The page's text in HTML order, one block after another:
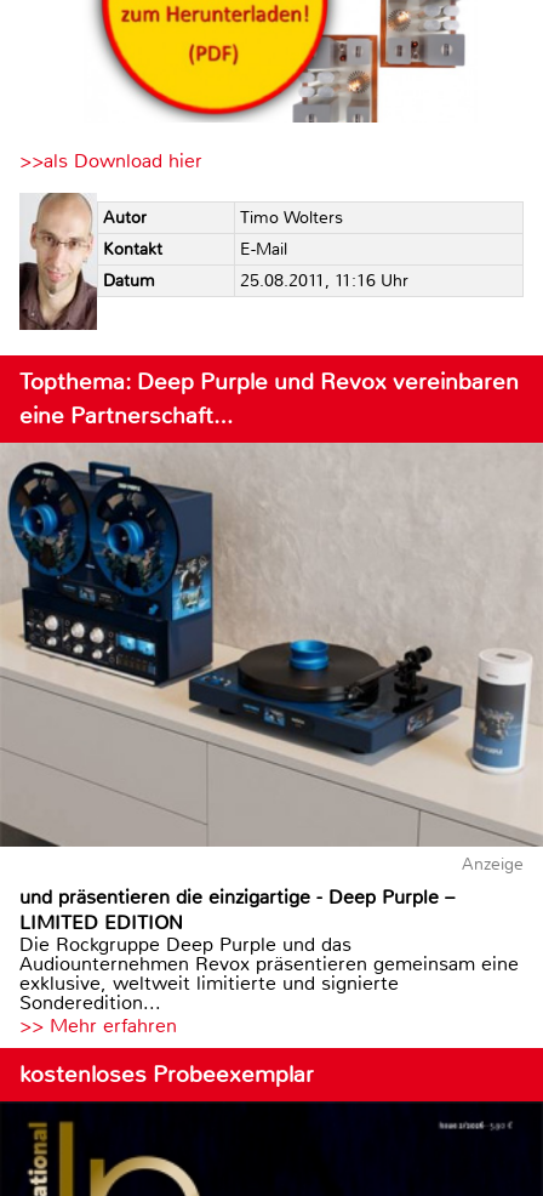
>>als Download hier
Autor
Timo Wolters
Kontakt
E-Mail
Datum
25.08.2011, 11:16 Uhr
Topthema: Deep Purple und Revox vereinbaren
eine Partnerschaft…
Anzeige
und präsentieren die einzigartige - Deep Purple –
LIMITED EDITION
Die Rockgruppe Deep Purple und das
Audiounternehmen Revox präsentieren gemeinsam eine
exklusive, weltweit limitierte und signierte
Sonderedition...
>> Mehr erfahren
kostenloses Probeexemplar